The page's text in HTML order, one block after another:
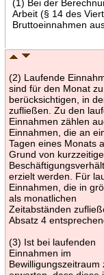
(1) Bei der
Arbeit (§ 14 des
Bruttoeinnahmen
(2) Laufende
sind für den Monat zu
berücksichtigen, in
zufließen. Zu den
Einnahmen zählen
Einnahmen, die an
Tagen eines Monats
Grund von
erzielt werden. Für
Einnahmen, die in
als monatlichen
Zeitabständen
Absatz 4
(3) Ist bei laufenden
Einnahmen im
Bewilligungszeitraum